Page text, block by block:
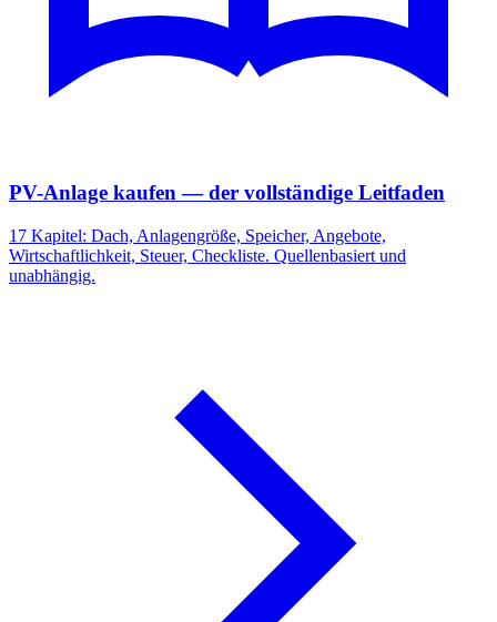
PV-Anlage kaufen — der vollständige Leitfaden
17 Kapitel: Dach, Anlagengröße, Speicher, Angebote,
Wirtschaftlichkeit, Steuer, Checkliste. Quellenbasiert und
unabhängig.